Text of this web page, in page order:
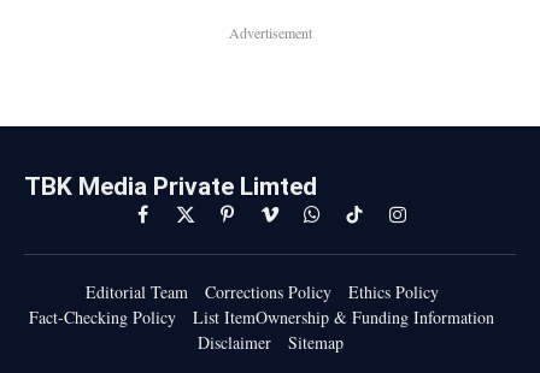
Advertisement
TBK Media Private Limted
Facebook
X
(Twitter)
PinterestVimeoWhatsAppTikTokInstagram
Editorial Team Corrections Policy
Ethics Policy
Fact-Checking Policy
List ItemOwnership & Funding Information
Disclaimer
Sitemap